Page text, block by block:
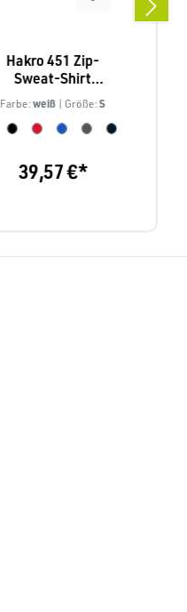
Hakro 451 Zip-
Sweat-Shirt
Premium
Farbe:weiß | Größe:S
39,57 €*